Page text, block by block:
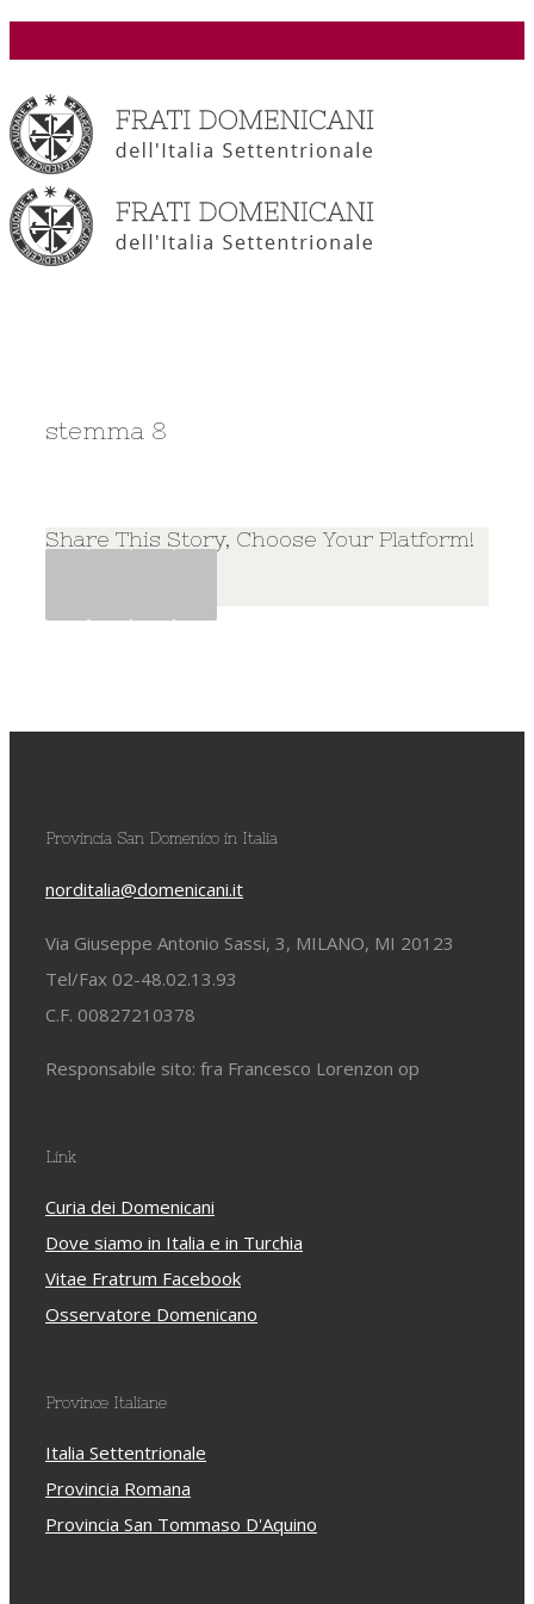
stemma 8
Share This Story, Choose Your Platform!
Provincia San Domenico in Italia
norditalia@domenicani.it
Via Giuseppe Antonio Sassi, 3, MILANO, MI 20123
Tel/Fax 02-48.02.13.93
C.F. 00827210378
Responsabile sito: fra Francesco Lorenzon op
Link
Curia dei Domenicani
Dove siamo in Italia e in Turchia
Vitae Fratrum Facebook
Osservatore Domenicano
Province Italiane
Italia Settentrionale
Provincia Romana
Provincia San Tommaso D'Aquino